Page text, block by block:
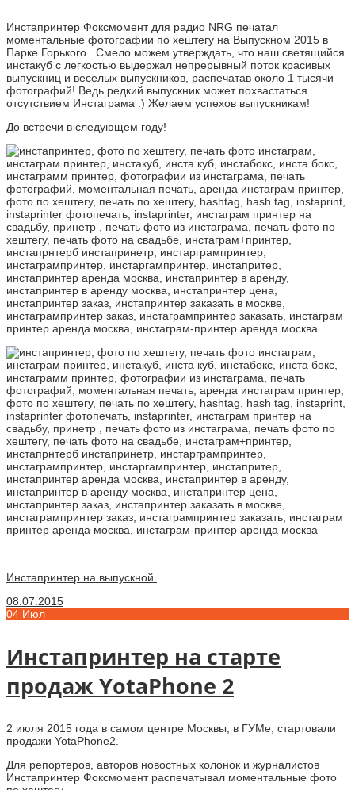
Инстапринтер Фоксмомент для радио NRG печатал
моментальные фотографии по хештегу на Выпускном 2015 в
Парке Горького. Смело можем утверждать, что наш светящийся
инстакуб с легкостью выдержал непрерывный поток красивых
выпускниц и веселых выпускников, распечатав около 1 тысячи
фотографий! Ведь редкий выпускник может похвастаться
отсутствием Инстаграма :) Желаем успехов выпускникам!
До встречи в следующем году!
Инстапринтер на выпускной
08.07.2015
04 Июл
Инстапринтер на старте
продаж YotaPhone 2
2 июля 2015 года в самом центре Москвы, в ГУМе, стартовали
продажи YotaPhone2.
Для репортеров, авторов новостных колонок и журналистов
Инстапринтер Фоксмомент распечатывал моментальные фото